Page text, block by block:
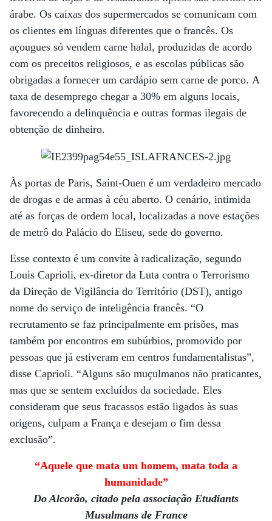
árabe. Os caixas dos supermercados se comunicam com
os clientes em línguas diferentes que o francês. Os
açougues só vendem carne halal, produzidas de acordo
com os preceitos religiosos, e as escolas públicas são
obrigadas a fornecer um cardápio sem carne de porco. A
taxa de desemprego chegar a 30% em alguns locais,
favorecendo a delinquência e outras formas ilegais de
obtenção de dinheiro.
Às portas de Paris, Saint-Ouen é um verdadeiro mercado
de drogas e de armas à céu aberto. O cenário, intimida
até as forças de ordem local, localizadas a nove estações
de metrô do Palácio do Eliseu, sede do governo.
Esse contexto é um convite à radicalização, segundo
Louis Caprioli, ex-diretor da Luta contra o Terrorismo
da Direção de Vigilância do Território (DST), antigo
nome do serviço de inteligência francês. “O
recrutamento se faz principalmente em prisões, mas
também por encontros em subúrbios, promovido por
pessoas que já estiveram em centros fundamentalistas”,
disse Caprioli. “Alguns são muçulmanos não praticantes,
mas que se sentem excluídos da sociedade. Eles
consideram que seus fracassos estão ligados às suas
origens, culpam a França e desejam o fim dessa
exclusão”.
“Aquele que mata um homem, mata toda a
humanidade”
Do Alcorão, citado pela associação Etudiants
Musulmans de France